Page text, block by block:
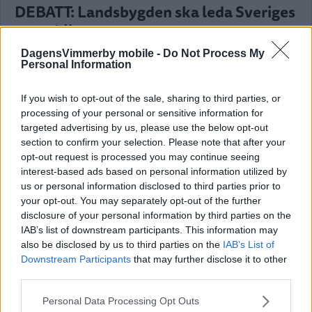
DagensVimmerby mobile - Do Not Process My
Personal Information
If you wish to opt-out of the sale, sharing to third parties, or
processing of your personal or sensitive information for
targeted advertising by us, please use the below opt-out
section to confirm your selection. Please note that after your
opt-out request is processed you may continue seeing
interest-based ads based on personal information utilized by
us or personal information disclosed to third parties prior to
your opt-out. You may separately opt-out of the further
disclosure of your personal information by third parties on the
IAB’s list of downstream participants. This information may
also be disclosed by us to third parties on the IAB’s List of
Downstream Participants that may further disclose it to other
Please note that this website/app uses one or more Google
Personal Data Processing Opt Outs
DEBATT: Landsbygden ska leda Sveriges
utveckling
DEBATT 06 augusti 2026 16.00
Annons:
DEBATT: Jämlik vård kräver att vi vågar
lämna ett föråldrat system
DEBATT 06 augusti 2026 12.00
DEBATT: Gärna fler miljardärer – men